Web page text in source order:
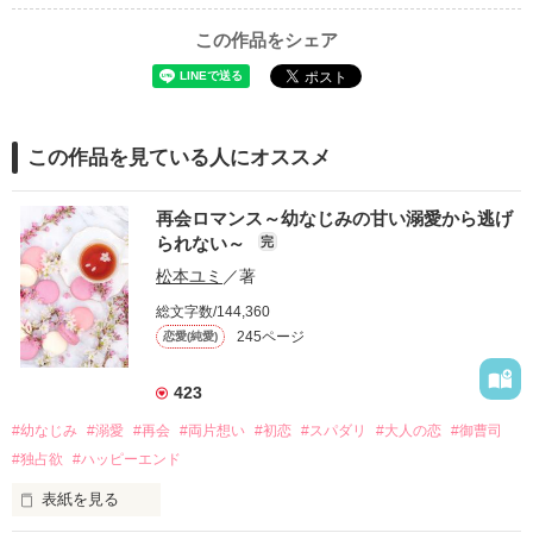
この作品をシェア
この作品を見ている人にオススメ
再会ロマンス～幼なじみの甘い溺愛から逃げ
られない～
完
松本ユミ ／著
総文字数/144,360
恋愛(純愛) 245ページ
423
#幼なじみ #溺愛 #再会 #両片想い #初恋 #スパダリ #大人の恋 #御曹司
#独占欲
#ハッピーエンド
表紙を見る